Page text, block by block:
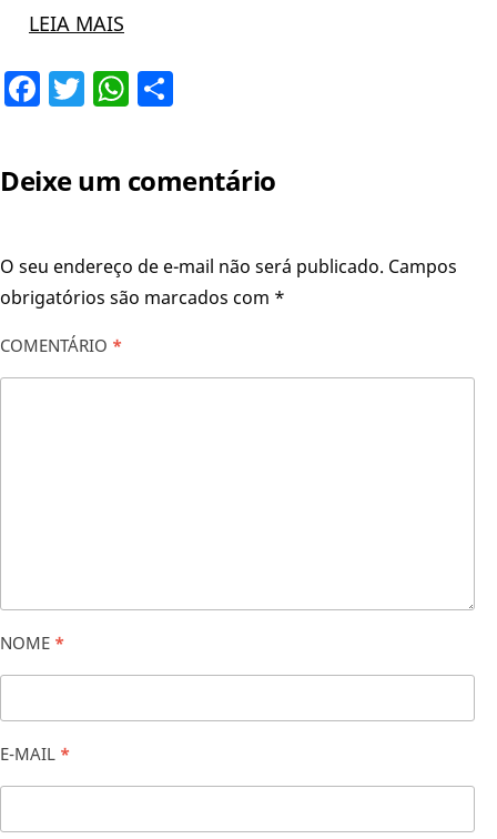
LEIA MAIS
Facebook
TwitterWhatsApp
Deixe um comentário
O seu endereço de e-mail não será publicado. Campos
obrigatórios são marcados com *
COMENTÁRIO *
NOME *
E-MAIL *